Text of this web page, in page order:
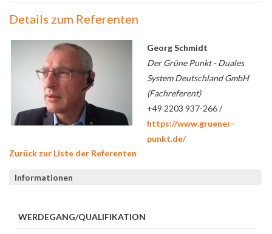
Details zum Referenten
Georg Schmidt
Der Grüne Punkt - Duales
System Deutschland GmbH
(Fachreferent)
+49 2203 937-266 /
https://www.gruener-
punkt.de/
Zurück zur Liste der Referenten
Informationen
WERDEGANG/QUALIFIKATION